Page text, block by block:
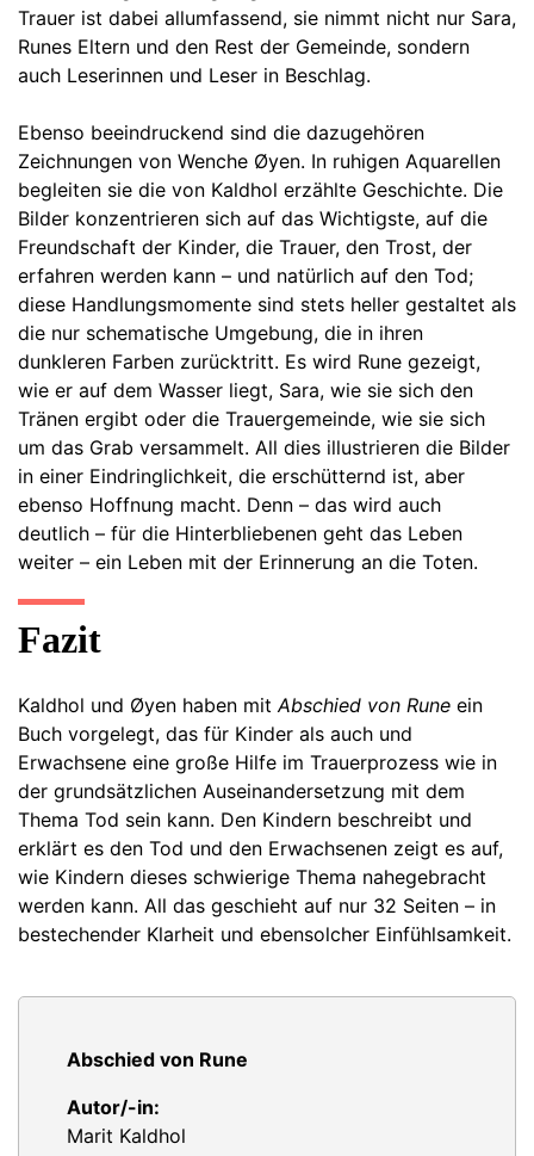
Trauer ist dabei allumfassend, sie nimmt nicht nur Sara,
Runes Eltern und den Rest der Gemeinde, sondern
auch Leserinnen und Leser in Beschlag.
Ebenso beeindruckend sind die dazugehören
Zeichnungen von Wenche Øyen. In ruhigen Aquarellen
begleiten sie die von Kaldhol erzählte Geschichte. Die
Bilder konzentrieren sich auf das Wichtigste, auf die
Freundschaft der Kinder, die Trauer, den Trost, der
erfahren werden kann – und natürlich auf den Tod;
diese Handlungsmomente sind stets heller gestaltet als
die nur schematische Umgebung, die in ihren
dunkleren Farben zurücktritt. Es wird Rune gezeigt,
wie er auf dem Wasser liegt, Sara, wie sie sich den
Tränen ergibt oder die Trauergemeinde, wie sie sich
um das Grab versammelt. All dies illustrieren die Bilder
in einer Eindringlichkeit, die erschütternd ist, aber
ebenso Hoffnung macht. Denn – das wird auch
deutlich – für die Hinterbliebenen geht das Leben
weiter – ein Leben mit der Erinnerung an die Toten.
Fazit
Kaldhol und Øyen haben mitAbschied von Rune ein
Buch vorgelegt, das für Kinder als auch und
Erwachsene eine große Hilfe im Trauerprozess wie in
der grundsätzlichen Auseinandersetzung mit dem
Thema Tod sein kann. Den Kindern beschreibt und
erklärt es den Tod und den Erwachsenen zeigt es auf,
wie Kindern dieses schwierige Thema nahegebracht
werden kann. All das geschieht auf nur 32 Seiten – in
bestechender Klarheit und ebensolcher Einfühlsamkeit.
Abschied von Rune
Autor/-in:
Marit Kaldhol